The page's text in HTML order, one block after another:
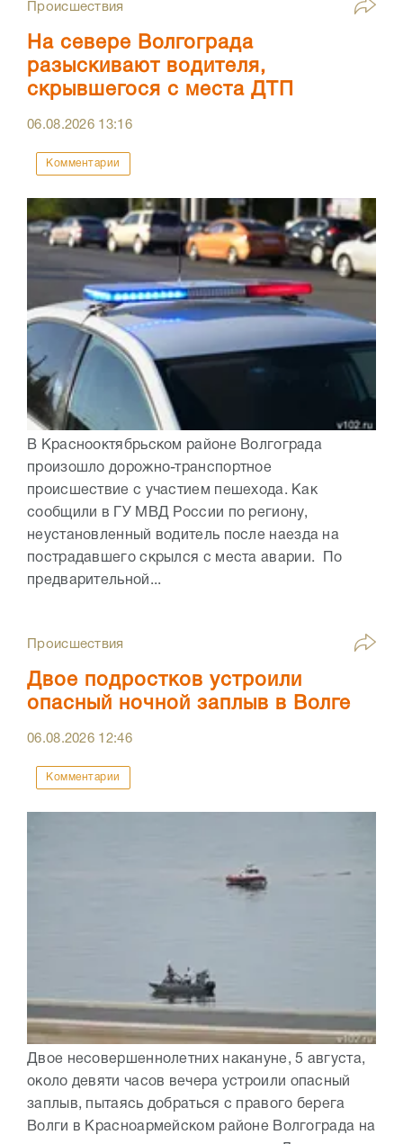
Происшествия
На севере Волгограда
разыскивают водителя,
скрывшегося с места ДТП
06.08.2026 13:16
Комментарии
В Краснооктябрьском районе Волгограда
произошло дорожно-транспортное
происшествие с участием пешехода. Как
сообщили в ГУ МВД России по региону,
неустановленный водитель после наезда на
пострадавшего скрылся с места аварии. По
предварительной...
Происшествия
Двое подростков устроили
опасный ночной заплыв в Волге
06.08.2026 12:46
Комментарии
Двое несовершеннолетних накануне, 5 августа,
около девяти часов вечера устроили опасный
заплыв, пытаясь добраться с правого берега
Волги в Красноармейском районе Волгограда на